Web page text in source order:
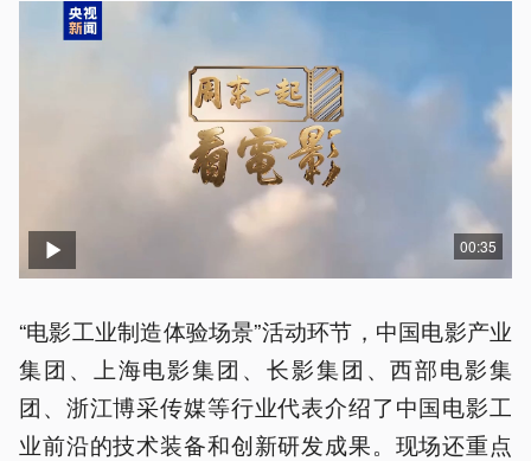
00:35
“电影工业制造体验场景”活动环节，中国电影产业
集团、上海电影集团、长影集团、西部电影集
团、浙江博采传媒等行业代表介绍了中国电影工
业前沿的技术装备和创新研发成果。现场还重点